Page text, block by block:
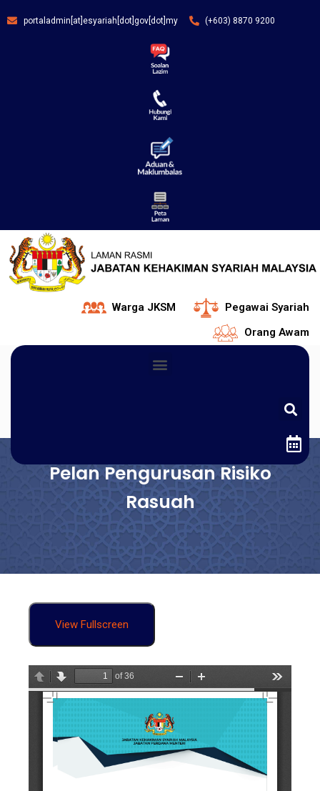
portaladmin[at]esyariah[dot]gov[dot]my (+603) 8870 9200
Warga JKSM
Pegawai Syariah
Orang Awam
Pelan Pengurusan Risiko
Rasuah
View Fullscreen